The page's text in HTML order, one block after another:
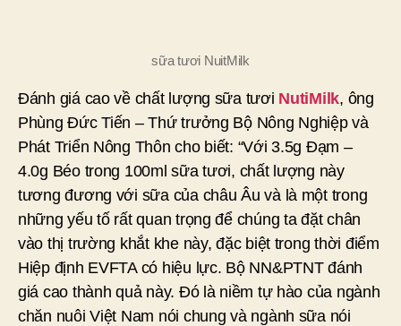
sữa tươi NuitMilk
Đánh giá cao về chất lượng sữa tươi NutiMilk, ông
Phùng Đức Tiến – Thứ trưởng Bộ Nông Nghiệp và
Phát Triển Nông Thôn cho biết: “Với 3.5g Đạm –
4.0g Béo trong 100ml sữa tươi, chất lượng này
tương đương với sữa của châu Âu và là một trong
những yếu tố rất quan trọng để chúng ta đặt chân
vào thị trường khắt khe này, đặc biệt trong thời điểm
Hiệp định EVFTA có hiệu lực. Bộ NN&PTNT đánh
giá cao thành quả này. Đó là niềm tự hào của ngành
chăn nuôi Việt Nam nói chung và ngành sữa nói